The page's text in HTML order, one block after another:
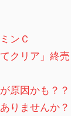
ンＣ
クリア」終売
原因かも？？
りませんか？